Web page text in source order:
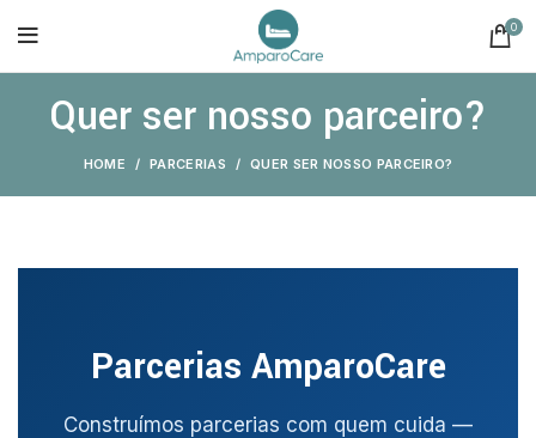
0
Quer ser nosso parceiro?
HOME PARCERIAS QUER SER NOSSO PARCEIRO?
Parcerias AmparoCare
Construímos parcerias com quem cuida —